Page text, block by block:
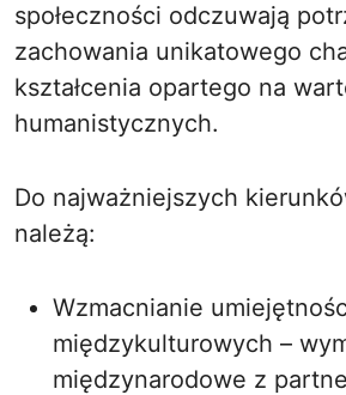
społeczności odczuwają
zachowania unikatowego
kształcenia opartego na
humanistycznych.
Do najważniejszych
należą:
Wzmacnianie
międzykulturowych –
międzynarodowe z